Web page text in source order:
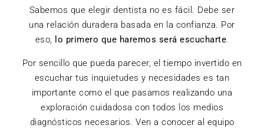
Sabemos que elegir dentista no es fácil. Debe ser
una relación duradera basada en la confianza. Por
eso,
lo primero que haremos será escucharte.
Por sencillo que pueda parecer, el tiempo invertido en
escuchar tus inquietudes y necesidades es tan
importante como el que pasamos realizando una
exploración cuidadosa con todos los medios
diagnósticos necesarios. Ven a conocer al equipo